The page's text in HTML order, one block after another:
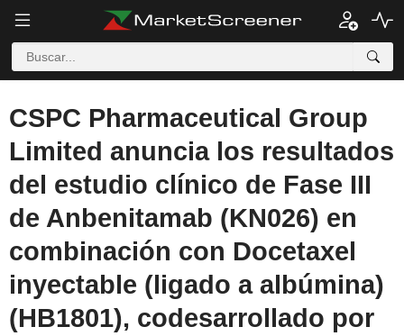
CSPC Pharmaceutical Group
Limited anuncia los resultados
del estudio clínico de Fase III
de Anbenitamab (KN026) en
combinación con Docetaxel
inyectable (ligado a albúmina)
(HB1801), codesarrollado por